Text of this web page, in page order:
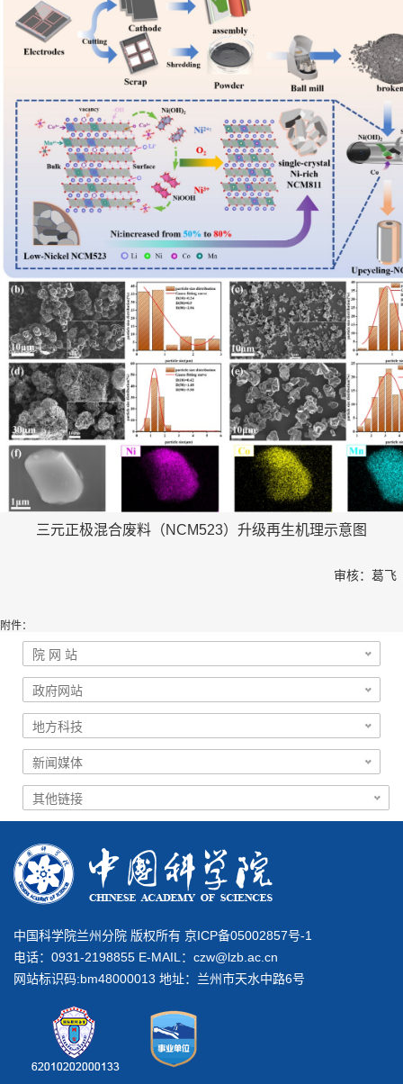
三元正极混合废料（NCM523）升级再生机理示意图
审核：葛飞
附件：
中国科学院兰州分院 版权所有 京ICP备05002857号-1
电话：0931-2198855 E-MAIL： czw@lzb.ac.cn
网站标识码:bm48000013 地址：兰州市天水中路6号